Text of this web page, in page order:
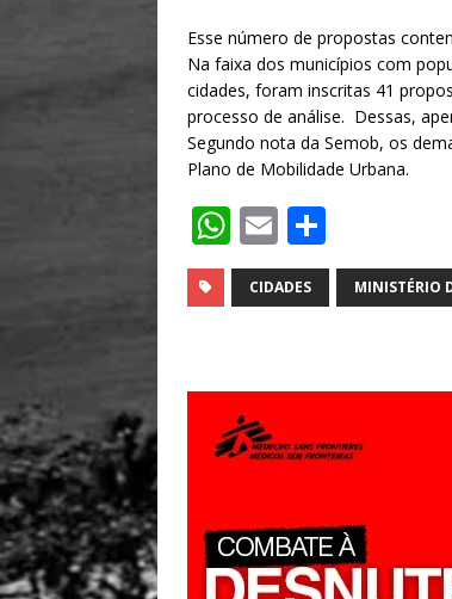
Esse número de propostas
Na faixa dos municípios com
cidades, foram inscritas 41
processo de análise. Dessas,
Segundo nota da Semob, os
Plano de Mobilidade Urbana.
W
h
at
A
p
p
E
m
ai
h
ar
CIDADES MINISTÉRIO